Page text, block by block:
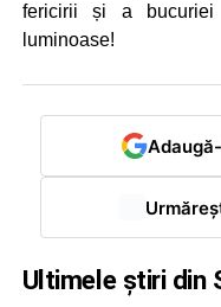
fericirii și a
luminoase!
Ultimele știri din